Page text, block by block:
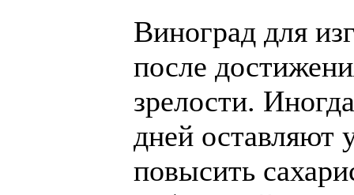
Виноград для
после
зрелости.
дней оставляют
повысить